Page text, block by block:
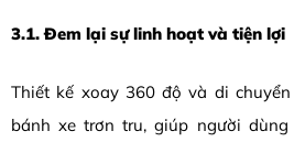
3.1. Đem lại sự linh hoạt và tiện lợi
Thiết kế xoay 360 độ và di
bánh xe trơn tru, giúp người